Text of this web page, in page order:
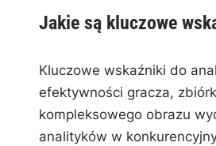
Jakie są kluczowe
Kluczowe wskaźniki do
efektywności gracza,
kompleksowego obrazu
analityków w